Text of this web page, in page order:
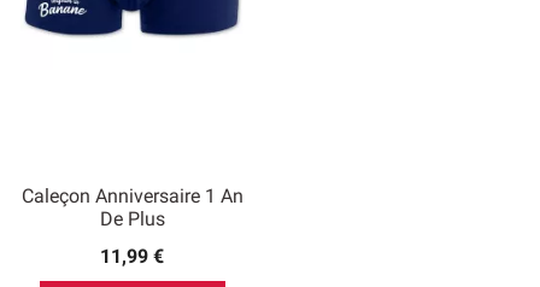
Caleçon Anniversaire 1 An
De Plus
11,99 €